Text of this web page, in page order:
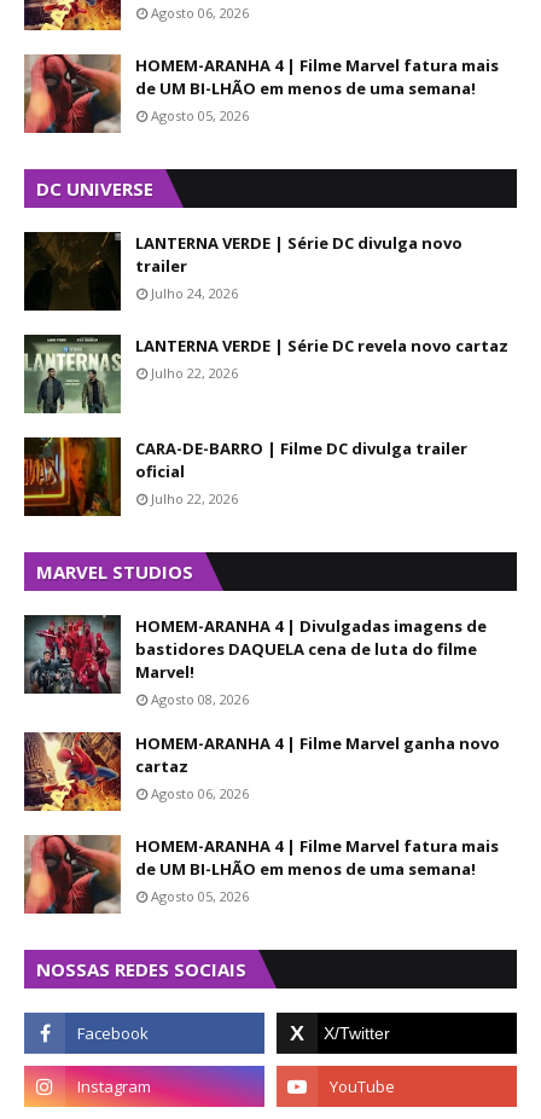
Agosto 06, 2026
HOMEM-ARANHA 4 | Filme Marvel fatura mais
de UM BI-LHÃO em menos de uma semana!
Agosto 05, 2026
DC UNIVERSE
LANTERNA VERDE | Série DC divulga novo
trailer
Julho 24, 2026
LANTERNA VERDE | Série DC revela novo cartaz
Julho 22, 2026
CARA-DE-BARRO | Filme DC divulga trailer
oficial
Julho 22, 2026
MARVEL STUDIOS
HOMEM-ARANHA 4 | Divulgadas imagens de
bastidores DAQUELA cena de luta do filme
Marvel!
Agosto 08, 2026
HOMEM-ARANHA 4 | Filme Marvel ganha novo
cartaz
Agosto 06, 2026
HOMEM-ARANHA 4 | Filme Marvel fatura mais
de UM BI-LHÃO em menos de uma semana!
Agosto 05, 2026
NOSSAS REDES SOCIAIS